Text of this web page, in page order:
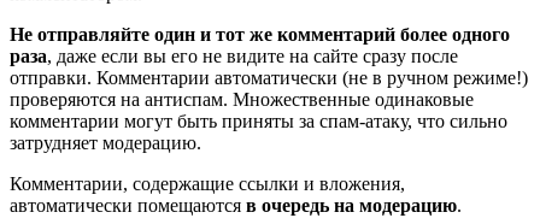
Не отправляйте один и тот же комментарий более одного
раза, даже если вы его не видите на сайте сразу после
отправки. Комментарии автоматически (не в ручном режиме!)
проверяются на антиспам. Множественные одинаковые
комментарии могут быть приняты за спам-атаку, что сильно
затрудняет модерацию.
Комментарии, содержащие ссылки и вложения,
автоматически помещаются в очередь на модерацию.